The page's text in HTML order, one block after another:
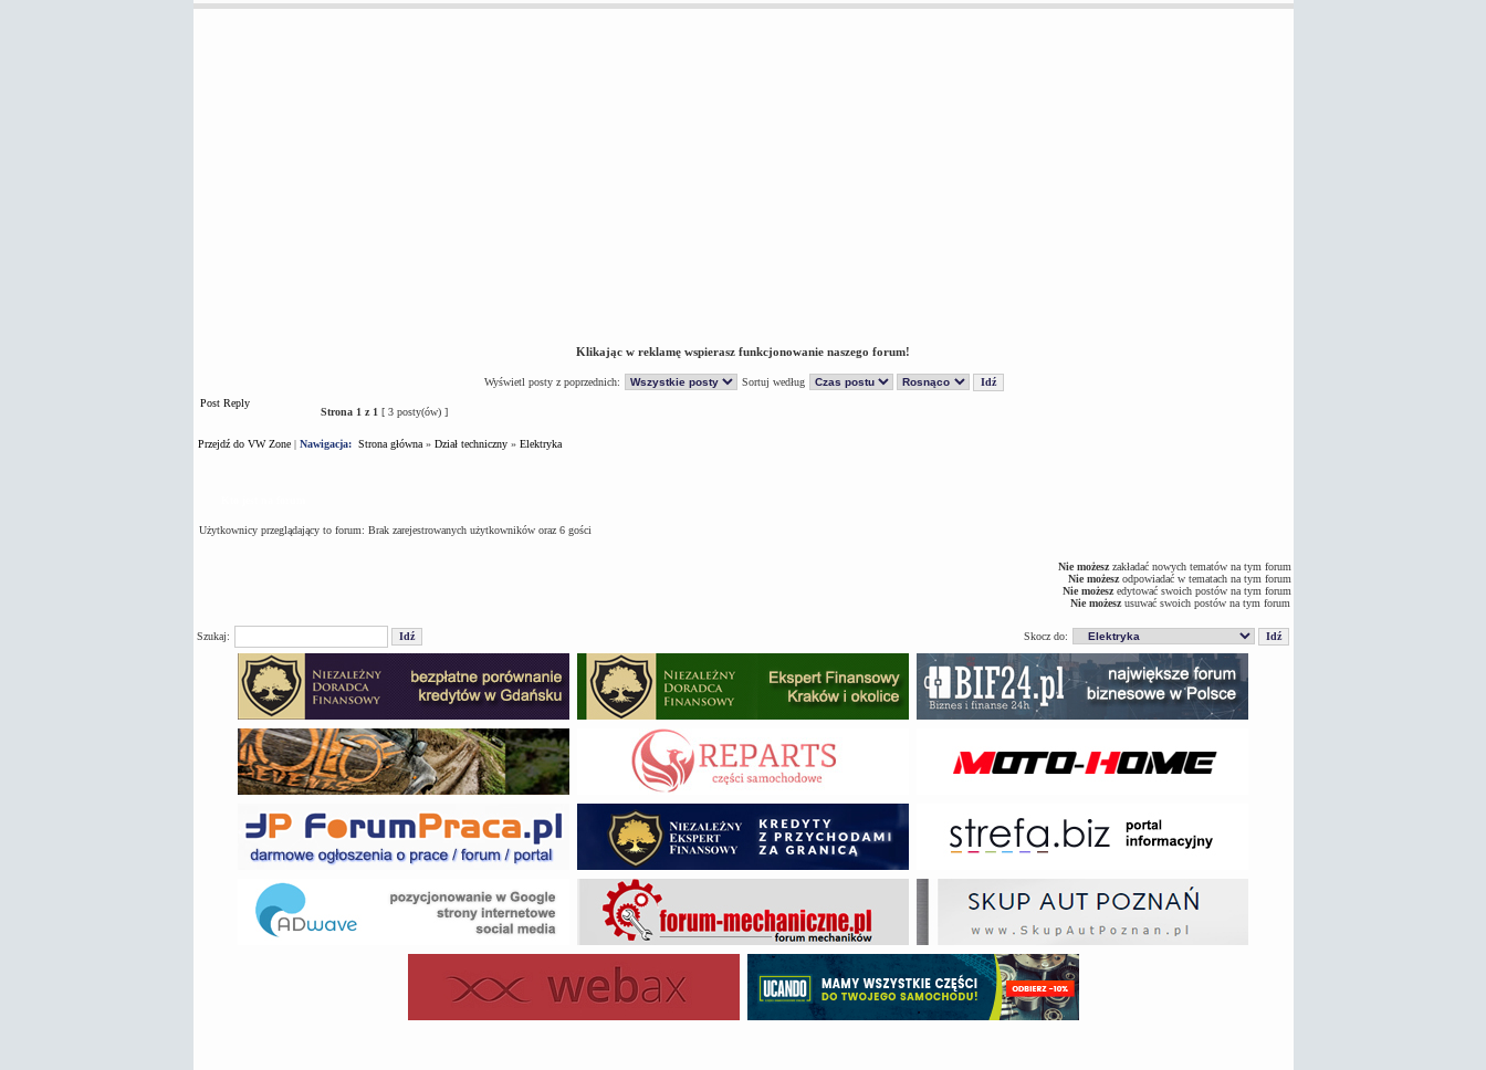
Klikając w reklamę wspierasz funkcjonowanie naszego forum!
Wyświetl posty z poprzednich:
Sortuj według
Post Reply
Strona 1 z 1 [ 3 posty(ów) ]
Przejdź do VW Zone| Nawigacja: Strona główna» Dział techniczny» Elektryka
Użytkownicy przeglądający to forum: Brak zarejestrowanych użytkowników oraz 6 gości
Nie możeszzakładać nowych tematów na tym forum
Nie możeszodpowiadać w tematach na tym forum
Nie możeszedytować swoich postów na tym forum
Nie możeszusuwać swoich postów na tym forum
Szukaj: Skocz do: